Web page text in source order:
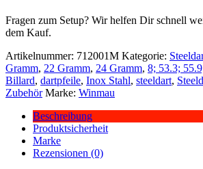
Fragen zum Setup? Wir helfen Dir schnell
dem Kauf.
Artikelnummer: 712001M Kategorie:
Gramm, 22 Gramm, 24 Gramm, 8; 53.3;
Billard, dartpfeile, Inox Stahl, steeldart,
Zubehör Marke: Winmau
Beschreibung
Produktsicherheit
Marke
Rezensionen (0)